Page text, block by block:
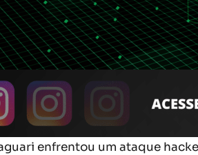
enfrentou um ataque